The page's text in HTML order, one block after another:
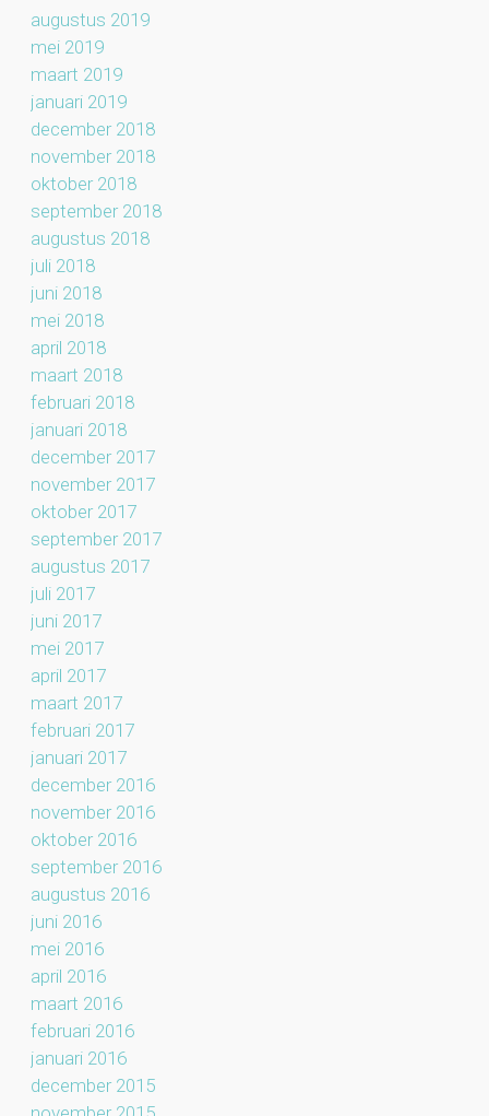
augustus 2019
mei 2019
maart 2019
januari 2019
december 2018
november 2018
oktober 2018
september 2018
augustus 2018
juli 2018
juni 2018
mei 2018
april 2018
maart 2018
februari 2018
januari 2018
december 2017
november 2017
oktober 2017
september 2017
augustus 2017
juli 2017
juni 2017
mei 2017
april 2017
maart 2017
februari 2017
januari 2017
december 2016
november 2016
oktober 2016
september 2016
augustus 2016
juni 2016
mei 2016
april 2016
maart 2016
februari 2016
januari 2016
december 2015